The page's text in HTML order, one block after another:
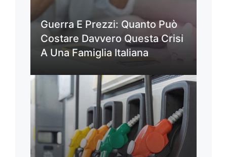
Guerra E Prezzi: Quanto Può
Costare Davvero Questa Crisi
A Una Famiglia Italiana